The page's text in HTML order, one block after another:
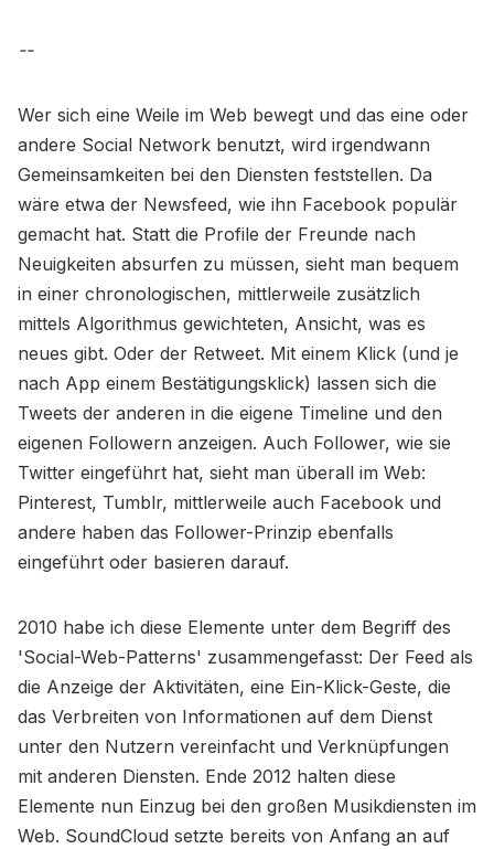
--
Wer sich eine Weile im Web bewegt und das eine oder
andere Social Network benutzt, wird irgendwann
Gemeinsamkeiten bei den Diensten feststellen. Da
wäre etwa der Newsfeed, wie ihn Facebook populär
gemacht hat. Statt die Profile der Freunde nach
Neuigkeiten absurfen zu müssen, sieht man bequem
in einer chronologischen, mittlerweile zusätzlich
mittels Algorithmus gewichteten, Ansicht, was es
neues gibt. Oder der Retweet. Mit einem Klick (und je
nach App einem Bestätigungsklick) lassen sich die
Tweets der anderen in die eigene Timeline und den
eigenen Followern anzeigen. Auch Follower, wie sie
Twitter eingeführt hat, sieht man überall im Web:
Pinterest, Tumblr, mittlerweile auch Facebook und
andere haben das Follower-Prinzip ebenfalls
eingeführt oder basieren darauf.
2010 habe ich diese Elemente unter dem Begriff des
'Social-Web-Patterns' zusammengefasst: Der Feed als
die Anzeige der Aktivitäten, eine Ein-Klick-Geste, die
das Verbreiten von Informationen auf dem Dienst
unter den Nutzern vereinfacht und Verknüpfungen
mit anderen Diensten. Ende 2012 halten diese
Elemente nun Einzug bei den großen Musikdiensten im
Web. SoundCloud setzte bereits von Anfang an auf